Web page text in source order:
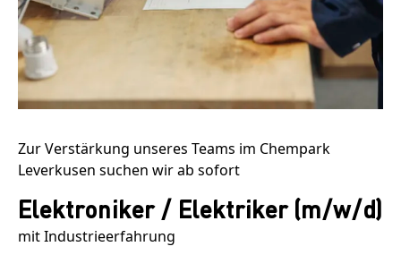
Zur Verstärkung unseres Teams im Chempark
Leverkusen suchen wir ab sofort
Elektroniker / Elektriker (m/w/d)
mit Industrieerfahrung